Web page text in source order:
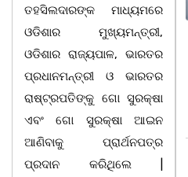
ତହସିଲଦାରଙ୍କ ମାଧ୍ୟମରେ
ଓଡିଶାର ମୁଖ୍ୟମନ୍ତ୍ରୀ,
ଓଡିଶାର ରାଜ୍ୟପାଳ, ଭାରତର
ପ୍ରଧାନମନ୍ତ୍ରୀ ଓ ଭାରତର
ରାଷ୍ଟ୍ରପତିଙ୍କୁ ଗୋ ସୁରକ୍ଷା
ଏବଂ ଗୋ ସୁରକ୍ଷା ଆଇନ
ଆଣିବାକୁ ପ୍ରାର୍ଥନପତ୍ର
ପ୍ରଦାନ କରିଥିଲେ |